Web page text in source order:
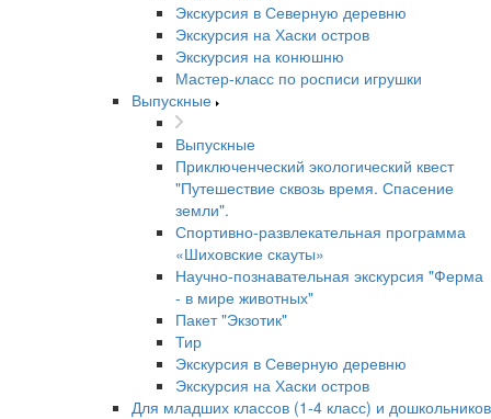
Экскурсия в Северную деревню
Экскурсия на Хаски остров
Экскурсия на конюшню
Мастер-класс по росписи игрушки
Выпускные
Выпускные
Приключенческий экологический квест
"Путешествие сквозь время. Спасение
земли".
Спортивно-развлекательная программа
«Шиховские скауты»
Научно-познавательная экскурсия "Ферма
- в мире животных"
Пакет "Экзотик"
Тир
Экскурсия в Северную деревню
Экскурсия на Хаски остров
Для младших классов (1-4 класс) и дошкольников